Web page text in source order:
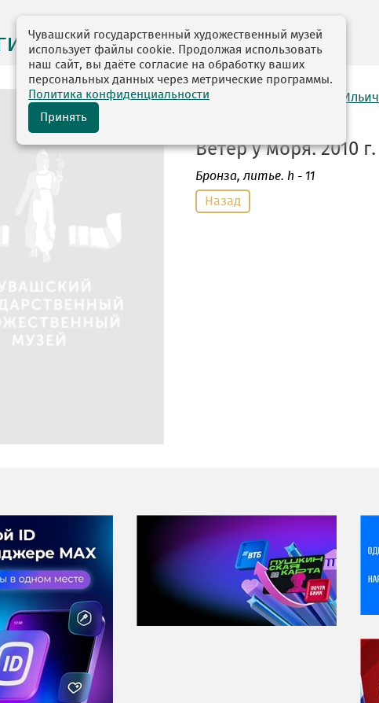
выставок
автор: Егоров Вячеслав Ильич
Ветер у моря. 2010 г.
Бронза, литье. h - 11
Назад
Чувашский государственный художественный музей
использует файлы cookie. Продолжая использовать
наш сайт, вы даёте согласие на обработку ваших
персональных данных через метрические программы.
Политика конфиденциальности
Принять